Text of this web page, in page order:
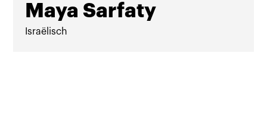
Maya Sarfaty
Israëlisch